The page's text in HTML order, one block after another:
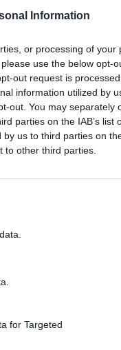
Information
or processing of your
use the below opt-
out request is
information utilized by
out. You may separately
parties on the IAB’s list
by us to third parties on
to other third parties.
for Targeted
en